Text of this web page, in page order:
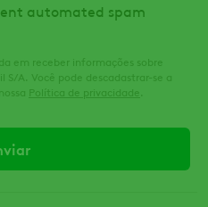
automated spam
em receber informações sobre
S/A. Você pode descadastrar-se a
Política de privacidade